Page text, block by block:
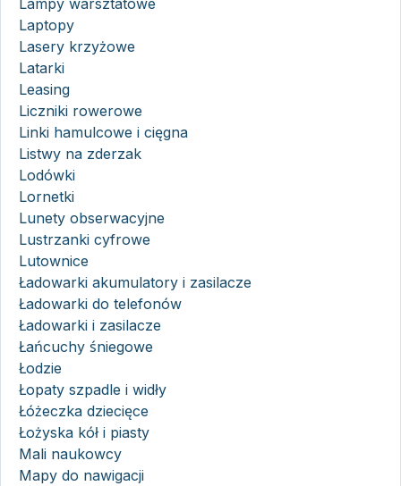
Lampy warsztatowe
Laptopy
Lasery krzyżowe
Latarki
Leasing
Liczniki rowerowe
Linki hamulcowe i cięgna
Listwy na zderzak
Lodówki
Lornetki
Lunety obserwacyjne
Lustrzanki cyfrowe
Lutownice
Ładowarki akumulatory i zasilacze
Ładowarki do telefonów
Ładowarki i zasilacze
Łańcuchy śniegowe
Łodzie
Łopaty szpadle i widły
Łóżeczka dziecięce
Łożyska kół i piasty
Mali naukowcy
Mapy do nawigacji